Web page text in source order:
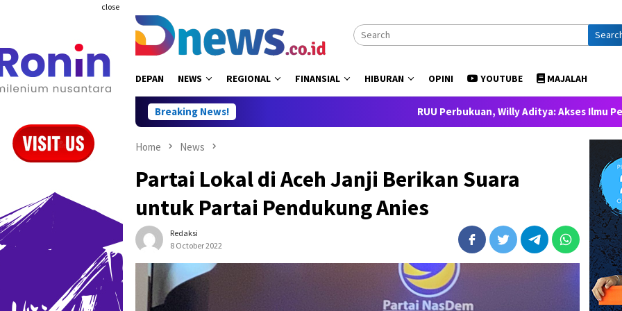
close
DEPAN NEWS REGIONAL FINANSIAL HIBURAN OPINI YOUTUBE MAJALAH
Breaking News! RUU Perbukuan, Willy Aditya: Akses Ilmu Pengetahuan
Home News
Partai Lokal di Aceh Janji Berikan Suara
untuk Partai Pendukung Anies
Redaksi
8 October 2022